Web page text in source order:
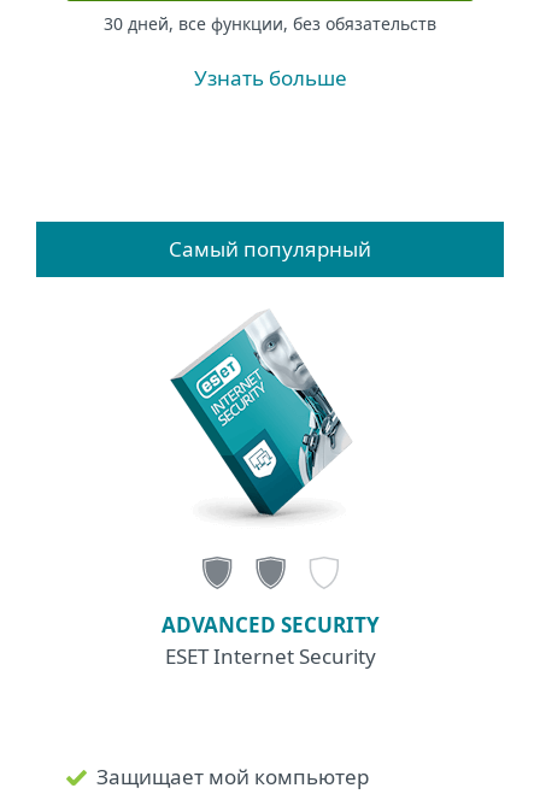
30 дней, все функции, без обязательств
Узнать больше
Самый популярный
ADVANCED SECURITY
ESET Internet Security
Защищает мой компьютер